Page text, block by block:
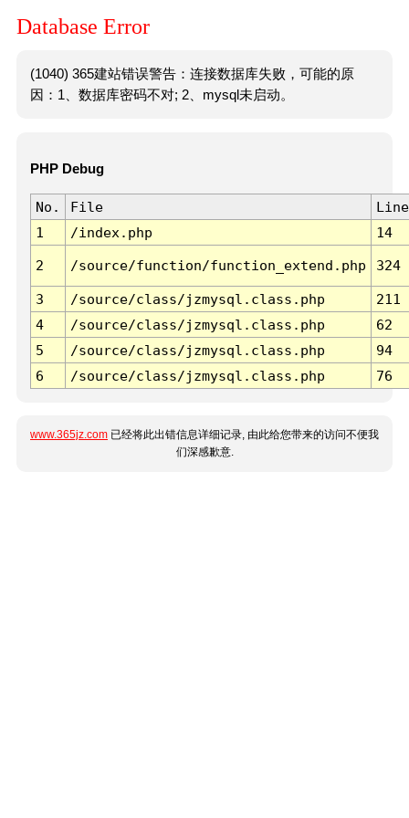
Database Error
(1040) 365建站错误警告：连接数据库失败，可能的原
因：1、数据库密码不对; 2、mysql未启动。
PHP Debug
No. File
Line
1
/index.php 14
2 /source/function/function_extend.php 324
3 /source/class/jzmysql.class.php
211
4
/source/class/jzmysql.class.php
62
5
/source/class/jzmysql.class.php
94
6
/source/class/jzmysql.class.php 76
www.365jz.com 已经将此出错信息详细记录, 由此给您带来的访问不便我
们深感歉意.